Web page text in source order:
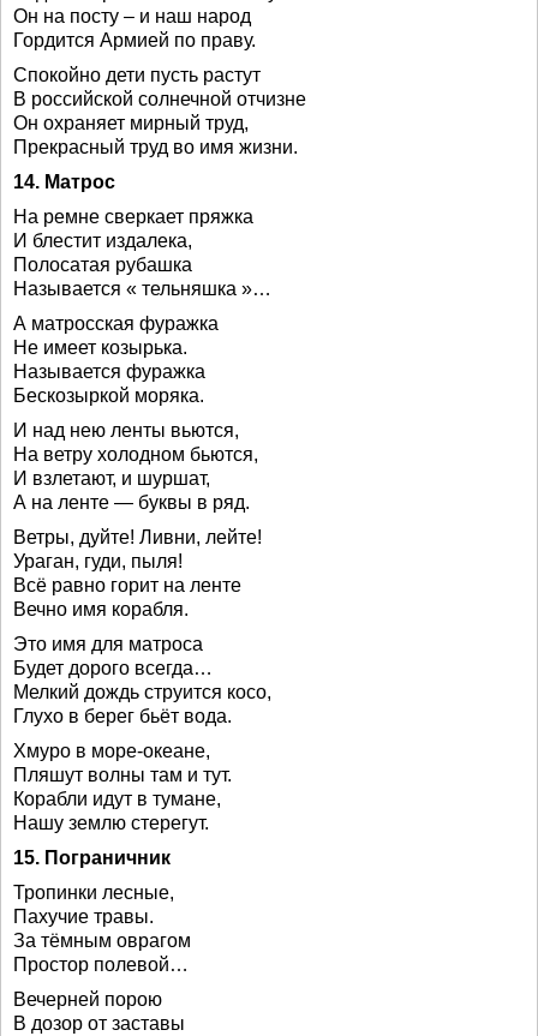
Он на посту – и наш народ
Гордится Армией по праву.
Спокойно дети пусть растут
В российской солнечной отчизне
Он охраняет мирный труд,
Прекрасный труд во имя жизни.
14. Матрос
На ремне сверкает пряжка
И блестит издалека,
Полосатая рубашка
Называется « тельняшка »…
А матросская фуражка
Не имеет козырька.
Называется фуражка
Бескозыркой моряка.
И над нею ленты вьются,
На ветру холодном бьются,
И взлетают, и шуршат,
А на ленте — буквы в ряд.
Ветры, дуйте! Ливни, лейте!
Ураган, гуди, пыля!
Всё равно горит на ленте
Вечно имя корабля.
Это имя для матроса
Будет дорого всегда…
Мелкий дождь струится косо,
Глухо в берег бьёт вода.
Хмуро в море-океане,
Пляшут волны там и тут.
Корабли идут в тумане,
Нашу землю стерегут.
15. Пограничник
Тропинки лесные,
Пахучие травы.
За тёмным оврагом
Простор полевой…
Вечерней порою
В дозор от заставы